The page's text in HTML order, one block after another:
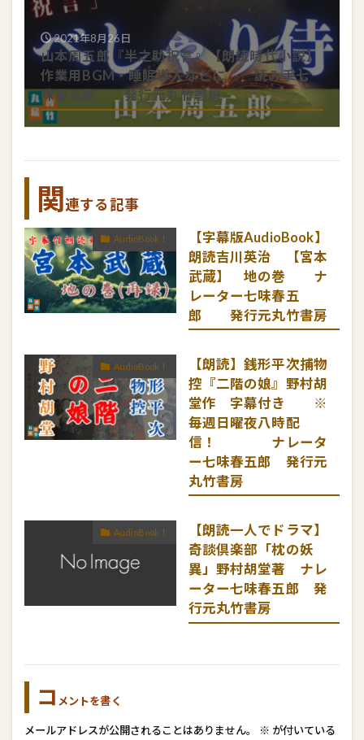
2021年8月26日
山本周五郎『半之助祝言』【朗読時代小説】
作業用BGM・睡眠導入などに 読み手七
味春五郎 発行元丸竹書房
関連する記事
AudioBook！
【字幕版AudioBook】
朗読吉川英治 【宮本
武蔵】 地の巻 ナ
レーター七味春五
郎 発行元丸竹書房
AudioBook！
【朗読】銭形平次捕物
控『二階の娘』野村胡
堂作 字幕付き ※
毎週日曜夜八時配
信！ ナレータ
ー七味春五郎 発行元
丸竹書房
AudioBook！
【朗読一人でドラマ】
奇談倶楽部「枕の妖
異」野村胡堂著 ナレ
ーター七味春五郎 発
行元丸竹書房
コ メントを書く
メールアドレスが公開されることはありません。 ※ が付いている